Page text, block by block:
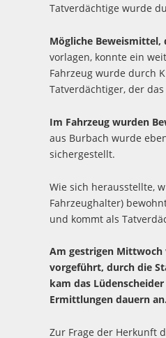
Tatverdächtige wurde
Mögliche Beweismittel,
vorlagen, konnte ein
Fahrzeug wurde durch
Tatverdächtiger, der
Im Fahrzeug wurden
aus Burbach wurde
sichergestellt.
Wie sich herausstellte,
Fahrzeughalter)
und kommt als
Am gestrigen Mittwoch
vorgeführt, durch die
kam das
Ermittlungen dauern
Zur Frage der Herkunft